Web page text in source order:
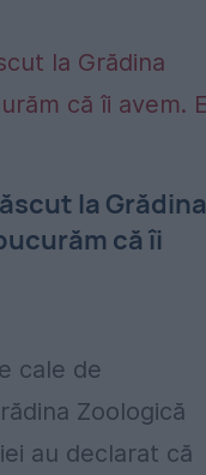
la Grădina
că îi
cale de
Zoologică
au declarat că